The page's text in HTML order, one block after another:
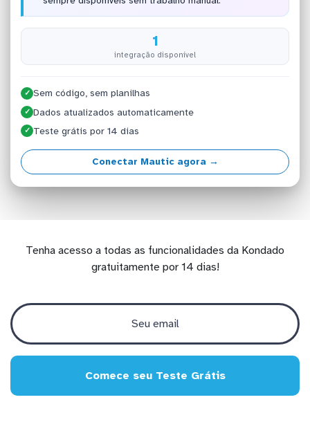
1
integração disponível
✓ Sem código, sem planilhas
✓ Dados atualizados automaticamente
✓ Teste grátis por 14 dias
Conectar Mautic agora →
Tenha acesso a todas as funcionalidades da Kondado
gratuitamente por 14 dias!
Comece seu Teste Grátis